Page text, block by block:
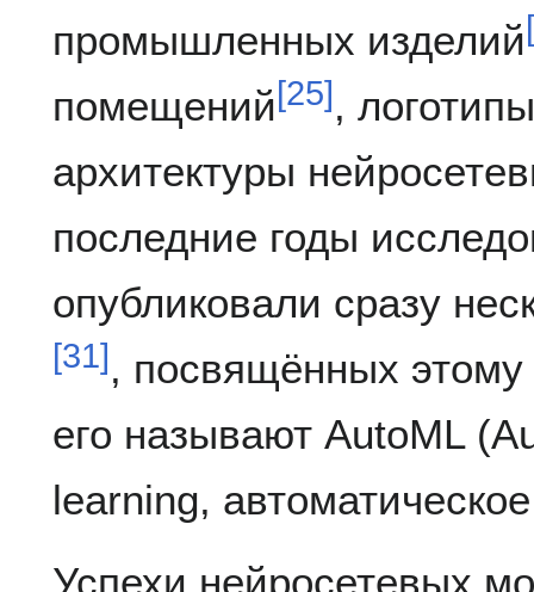
промышленных изделий[
помещений[25] , логотипы
архитектуры
последние годы
опубликовали сразу
[31] , посвящённых
его называют AutoML
learning,
Успехи нейросетевых